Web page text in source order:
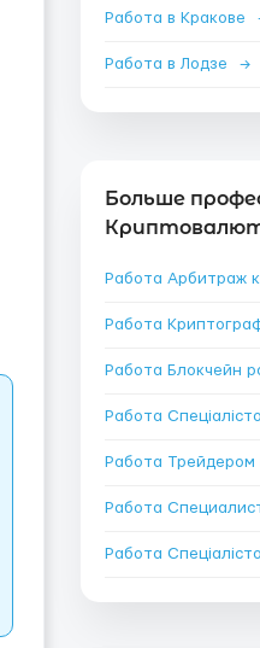
Работа в Кракове
Работа в Лодзе →
Больше
Работа
Работа Трейдером